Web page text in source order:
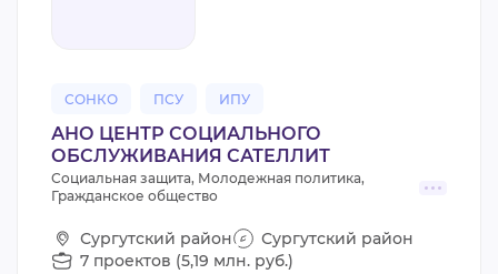
СОНКО ПСУ ИПУ
АНО ЦЕНТР СОЦИАЛЬНОГО
ОБСЛУЖИВАНИЯ САТЕЛЛИТ
Социальная защита, Молодежная политика,
Гражданское общество
Сургутский район
Сургутский район
7 проектов (5,19 млн. руб.)